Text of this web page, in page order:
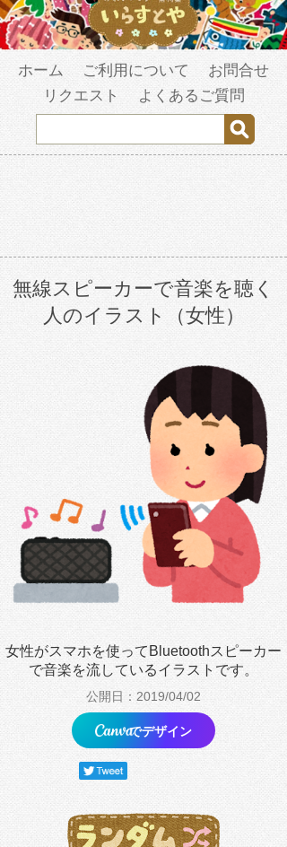
ホーム ご利用について
お問合せ
リクエスト
よくあるご質問
無線スピーカーで音楽を聴く
人のイラスト（女性）
女性がスマホを使ってBluetoothスピーカー
で音楽を流しているイラストです。
公開日：2019/04/02
でデザイン